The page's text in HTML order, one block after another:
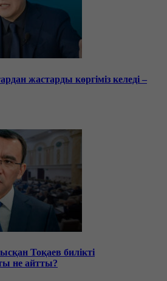
жастарды көргіміз келеді –
Тоқаев билікті
не айтты?